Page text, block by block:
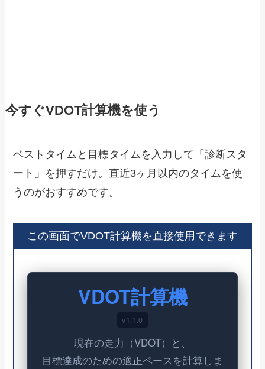
今すぐVDOT計算機を使う
ベストタイムと目標タイムを入力して「診断スタ
ート」を押すだけ。直近3ヶ月以内のタイムを使
うのがおすすめです。
この画面でVDOT計算機を直接使用できます
VDOT計算機
v1.1.0
現在の走力（VDOT）と、
目標達成のための適正ペースを計算しま